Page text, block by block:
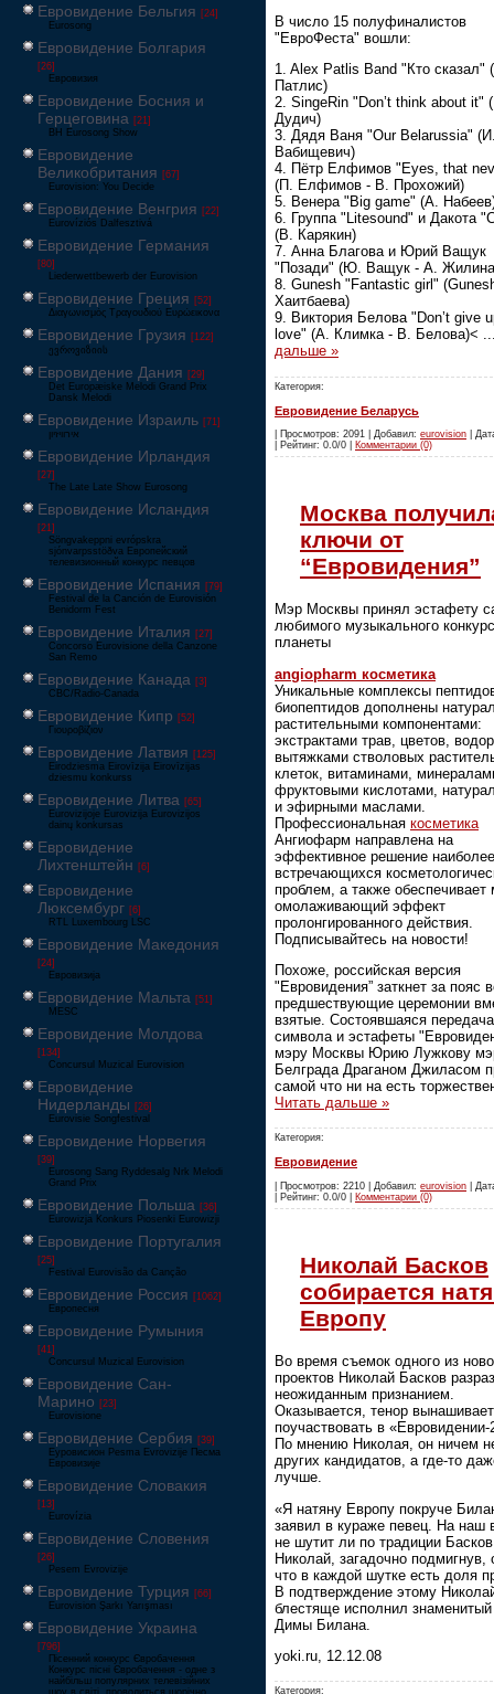
Евровидение Бельгия [24]
Eurosong
Евровидение Болгария
[26]
Евровизия
Евровидение Босния и
Герцеговина [21]
BH Eurosong Show
Евровидение
Великобритания [67]
Eurovision: You Decide
Евровидение Венгрия [22]
Eurovíziós Dalfesztivá
Евровидение Германия
[80]
Liederwettbewerb der Eurovision
Евровидение Греция [52]
Διαγωνισμός Τραγουδιού Ευρώεικονα
Евровидение Грузия [122]
ევროვიზიის
Евровидение Дания [29]
Det Europæiske Melodi Grand Prix
Dansk Melodi
Евровидение Израиль [71]
‏אירוויזיון
Евровидение Ирландия
[27]
The Late Late Show Eurosong
Евровидение Исландия
[21]
Söngvakeppni evrópskra
sjónvarpsstöðva Европейский
телевизионный конкурс певцов
Евровидение Испания [79]
Festival de la Canción de Eurovisión
Benidorm Fest
Евровидение Италия [27]
Concorso Eurovisione della Canzone
San Remo
Евровидение Канада [3]
CBC/Radio-Canada
Евровидение Кипр [52]
Γιουροβίζιον
Евровидение Латвия [125]
Eirodziesma Eirovīzija Eirovīzijas
dziesmu konkurss
Евровидение Литва [65]
Eurovizijoje Eurovizija Eurovizijos
dainų konkursas
Евровидение
Лихтенштейн [6]
Евровидение
Люксембург [6]
RTL Luxembourg LSC
Евровидение Македония
[24]
Евровизија
Евровидение Мальта [51]
MESC
Евровидение Молдова
[134]
Concursul Muzical Eurovision
Евровидение
Нидерланды [26]
Eurovisie Songfestival
Евровидение Норвегия
[39]
Eurosong Sang Ryddesalg Nrk Melodi
Grand Prix
Евровидение Польша [36]
Eurowizja Konkurs Piosenki Eurowizji
Евровидение Португалия
[25]
Festival Eurovisão da Canção
Евровидение Россия [1062]
Европесня
Евровидение Румыния
[41]
Concursul Muzical Eurovision
Евровидение Сан-
Марино [23]
Eurovisione
Евровидение Сербия [39]
Еуровисион Pesma Evrovizije Песма
Евровизије
Евровидение Словакия
[13]
Eurovízia
Евровидение Словения
[26]
Pesem Evrovizije
Евровидение Турция [66]
Eurovision Şarkı Yarışması
Евровидение Украина
[796]
Пісенний конкурс Євробачення
Конкурс пісні Євробачення - одне з
найбільш популярних телевізійних
шоу в світі, проводиться щорічно,
В число 15 полуфиналистов
"ЕвроФеста" вошли:
1. Alex Patlis Band "Кто сказал"
Патлис)
2. SingeRin "Don’t think about it"
Дудич)
3. Дядя Ваня "Our Belarussia"
Вабищевич)
4. Пётр Елфимов "Eyes, that
(П. Елфимов - В. Прохожий)
5. Венера "Big game" (А.
6. Группа "Litesound" и Дакота
(В. Карякин)
7. Анна Благова и Юрий Ващук
"Позади" (Ю. Ващук - А.
8. Gunesh "Fantastic girl"
Хаитбаева)
9. Виктория Белова "Don’t give
love" (А. Климка - В. Белова)<
дальше »
Категория:
Евровидение Беларусь
| Просмотров: 2091 | Добавил: eurovision |
| Рейтинг: 0.0/0 | Комментарии (0)
Москва
ключи от
“Евровидения”
Мэр Москвы принял эстафету
любимого музыкального
планеты
angiopharm косметика
Уникальные комплексы
биопептидов дополнены
растительными компонентами:
экстрактами трав, цветов,
вытяжками стволовых
клеток, витаминами,
фруктовыми кислотами,
и эфирными маслами.
Профессиональная косметика
Ангиофарм направлена на
эффективное решение
встречающихся
проблем, а также
омолаживающий эффект
пролонгированного действия.
Подписывайтесь на новости!
Похоже, российская версия
"Евровидения” заткнет за пояс
предшествующие церемонии
взятые. Состоявшаяся передача
символа и эстафеты
мэру Москвы Юрию Лужкову
Белграда Драганом Джиласом
самой что ни на есть
Читать дальше »
Категория:
Евровидение
| Просмотров: 2210 | Добавил: eurovision |
| Рейтинг: 0.0/0 | Комментарии (0)
Николай Басков
собирается
Европу
Во время съемок одного из
проектов Николай Басков
неожиданным признанием.
Оказывается, тенор
поучаствовать в «Евровидении-
По мнению Николая, он ничем
других кандидатов, а где-то
лучше.
«Я натяну Европу покруче
заявил в кураже певец. На наш
не шутит ли по традиции
Николай, загадочно подмигнув,
что в каждой шутке есть доля
В подтверждение этому
блестяще исполнил
Димы Билана.
yoki.ru, 12.12.08
Категория: